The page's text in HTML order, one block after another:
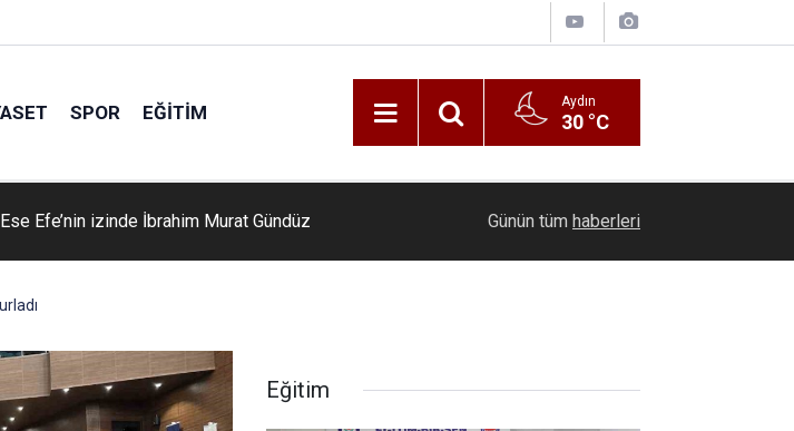
SPOR EĞITIM Aydın
30 °C
Efe’nin izinde İbrahim Murat Gündüz
yönetimlere ihtiyaç duyuyor
Günün tüm haberleri
Eğitim